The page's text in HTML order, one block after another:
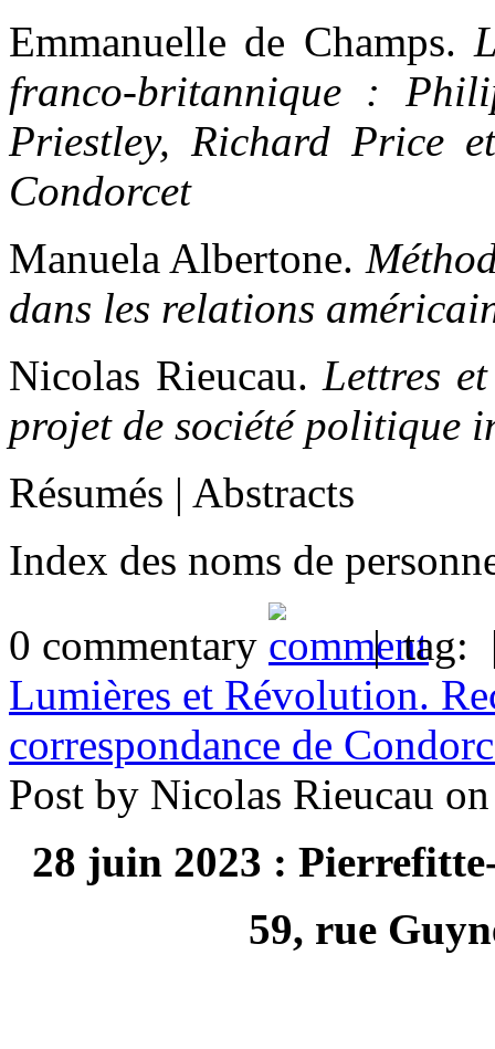
Emmanuelle de Champs.
franco-britannique :
Priestley, Richard Price
Condorcet
Manuela Albertone.
dans les relations
Nicolas Rieucau. Lettres
projet de société politique
Résumés | Abstracts
Index des noms de
0 commentary
| tag:
Lumières et Révolution.
correspondance de
Post by Nicolas Rieucau
28 juin 2023 :
59, rue